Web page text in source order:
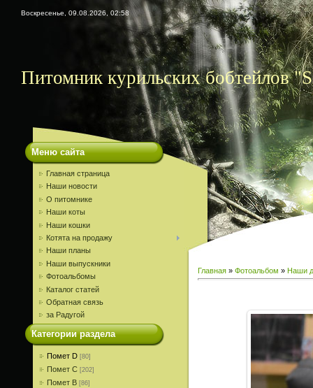
Воскресенье, 09.08.2026, 02:58
Питомник курильских бобтейлов
Меню сайта
Главная страница
Наши новости
О питомнике
Наши коты
Наши кошки
Котята на продажу
Наши планы
Наши выпускники
Фотоальбомы
Каталог статей
Обратная связь
за Радугой
Категории раздела
Помет D [80]
Помет С [202]
Помет В [86]
Главная » Фотоальбом » Наши